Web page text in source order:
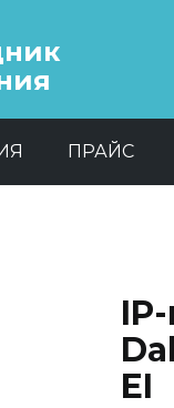
ПРАЙС
EI